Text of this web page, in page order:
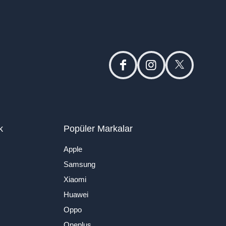
facebookinstagramtwitter
Popüler Markalar
Apple
Samsung
Xiaomi
Huawei
Oppo